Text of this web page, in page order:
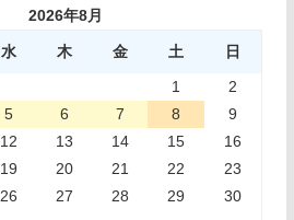
2026年8月
水 木 金 土
日
1
2
5 6 7 8
9
12 13 14 15
16
19 20 21 22
23
26 27 28 29
30